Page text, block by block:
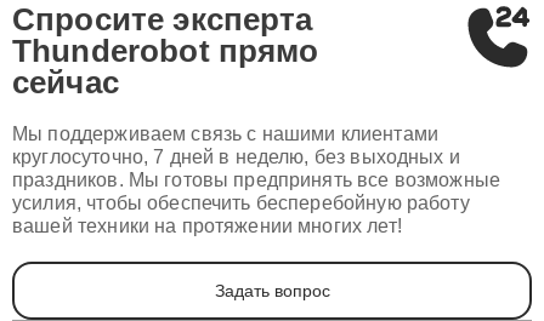
Спросите эксперта
Thunderobot прямо
сейчас
Мы поддерживаем связь с нашими клиентами
круглосуточно, 7 дней в неделю, без выходных и
праздников. Мы готовы предпринять все возможные
усилия, чтобы обеспечить бесперебойную работу
вашей техники на протяжении многих лет!
Задать вопрос